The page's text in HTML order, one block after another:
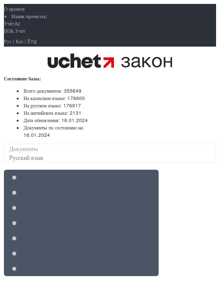
О проекте
Наши проекты:
Учёт.kz
ПОБ.Учёт
Рус | Қаз | Eng
Состояние базы:
Всего документов: 355649
На казахском языке: 176600
На русском языке: 176917
На английском языке: 2131
Дата обновления: 16.01.2024
Документы по состоянию на:
16.01.2024
Документы
Русский язык